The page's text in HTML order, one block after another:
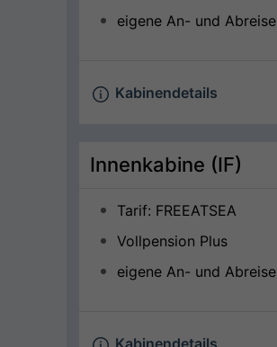
eigene An- und Abreise
Kabinendetails
Innenkabine (IF)
Tarif: FREEATSEA
Vollpension Plus
eigene An- und Abreise
Kabinendetails